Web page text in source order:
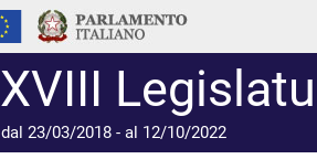
XVIII
dal 23/03/2018 - al 12/10/2022